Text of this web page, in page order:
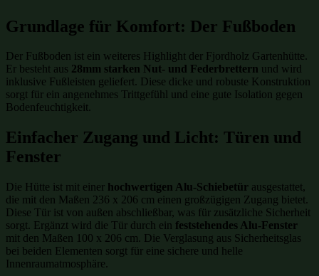
Grundlage für Komfort: Der Fußboden
Der Fußboden ist ein weiteres Highlight der Fjordholz Gartenhütte.
Er besteht aus 28mm starken Nut- und Federbrettern und wird
inklusive Fußleisten geliefert. Diese dicke und robuste Konstruktion
sorgt für ein angenehmes Trittgefühl und eine gute Isolation gegen
Bodenfeuchtigkeit.
Einfacher Zugang und Licht: Türen und
Fenster
Die Hütte ist mit einer hochwertigen Alu-Schiebetür ausgestattet,
die mit den Maßen 236 x 206 cm einen großzügigen Zugang bietet.
Diese Tür ist von außen abschließbar, was für zusätzliche Sicherheit
sorgt. Ergänzt wird die Tür durch ein feststehendes Alu-Fenster
mit den Maßen 100 x 206 cm. Die Verglasung aus Sicherheitsglas
bei beiden Elementen sorgt für eine sichere und helle
Innenraumatmosphäre.